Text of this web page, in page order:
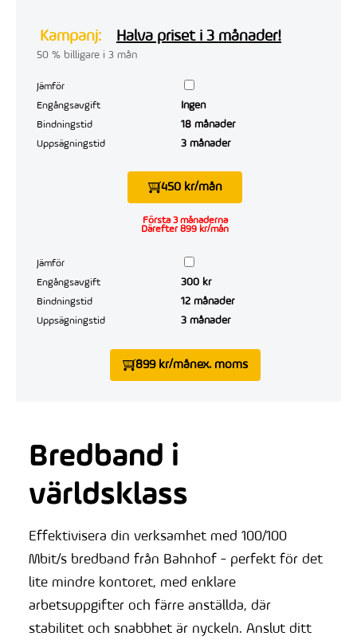
Kampanj: Halva priset i 3 månader!
50 % billigare i 3 mån
Jämför
Engångsavgift
Ingen
Bindningstid 18 månader
Uppsägningstid 3 månader
450 kr/mån
Första 3 månaderna
Därefter 899 kr/mån
Jämför
Engångsavgift
300 kr
Bindningstid 12 månader
Uppsägningstid 3 månader
899 kr/månex. moms
Bredband i
världsklass
Effektivisera din verksamhet med 100/100
Mbit/s bredband från Bahnhof - perfekt för det
lite mindre kontoret, med enklare
arbetsuppgifter och färre anställda, där
stabilitet och snabbhet är nyckeln. Anslut ditt